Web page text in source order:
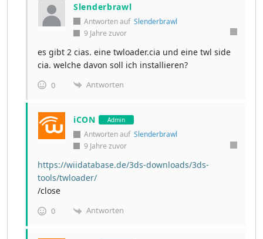
Slenderbrawl
Antworten auf Slenderbrawl
9 Jahre zuvor
es gibt 2 cias. eine twloader.cia und eine twl side
cia. welche davon soll ich installieren?
0 Antworten
iCON Admin
Antworten auf Slenderbrawl
9 Jahre zuvor
https://wiidatabase.de/3ds-downloads/3ds-
tools/twloader/
/close
0 Antworten